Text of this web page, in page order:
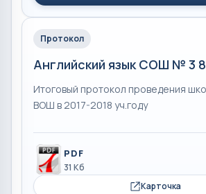
Протокол
Английский язык СОШ № 3
Итоговый протокол проведения
ВОШ в 2017-2018 уч.году
PDF
31 Кб
Карточка